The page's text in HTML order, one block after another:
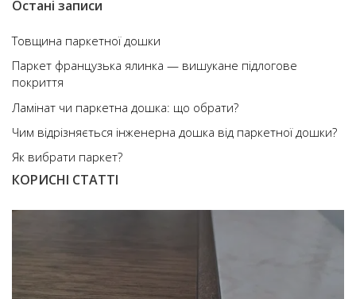
Остані записи
Товщина паркетної дошки
Паркет французька ялинка — вишукане підлогове
покриття
Ламінат чи паркетна дошка: що обрати?
Чим відрізняється інженерна дошка від паркетної дошки?
Як вибрати паркет?
КОРИСНІ СТАТТІ